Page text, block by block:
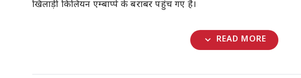
खिलाड़ी किलियन एम्बाप्पे के बराबर पहुंच गए हैं।
expand_more READ MORE